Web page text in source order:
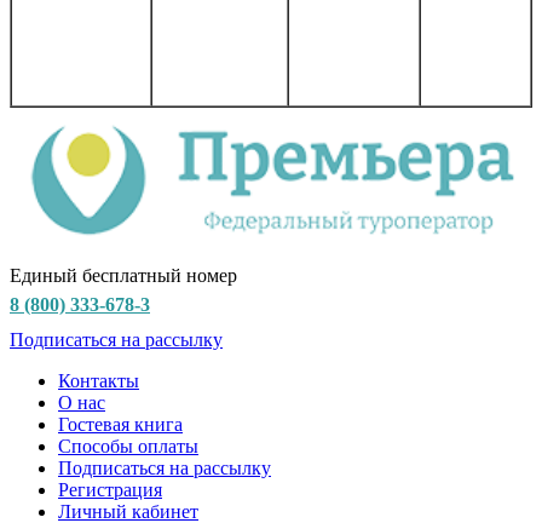
Единый бесплатный номер
8 (800) 333-678-3
Подписаться на рассылку
Контакты
О нас
Гостевая книга
Способы оплаты
Подписаться на рассылку
Регистрация
Личный кабинет